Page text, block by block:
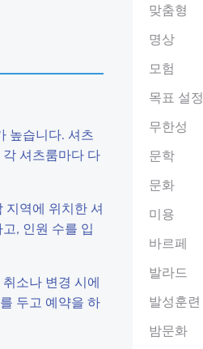
높습니다. 셔츠
셔츠룸마다 다
지역에 위치한 셔
, 인원 수를 입
소나 변경 시에
두고 예약을 하
맞춤형
명상
모험
목표 설정
무한성
문학
문화
미용
바르페
발라드
발성훈련
밤문화